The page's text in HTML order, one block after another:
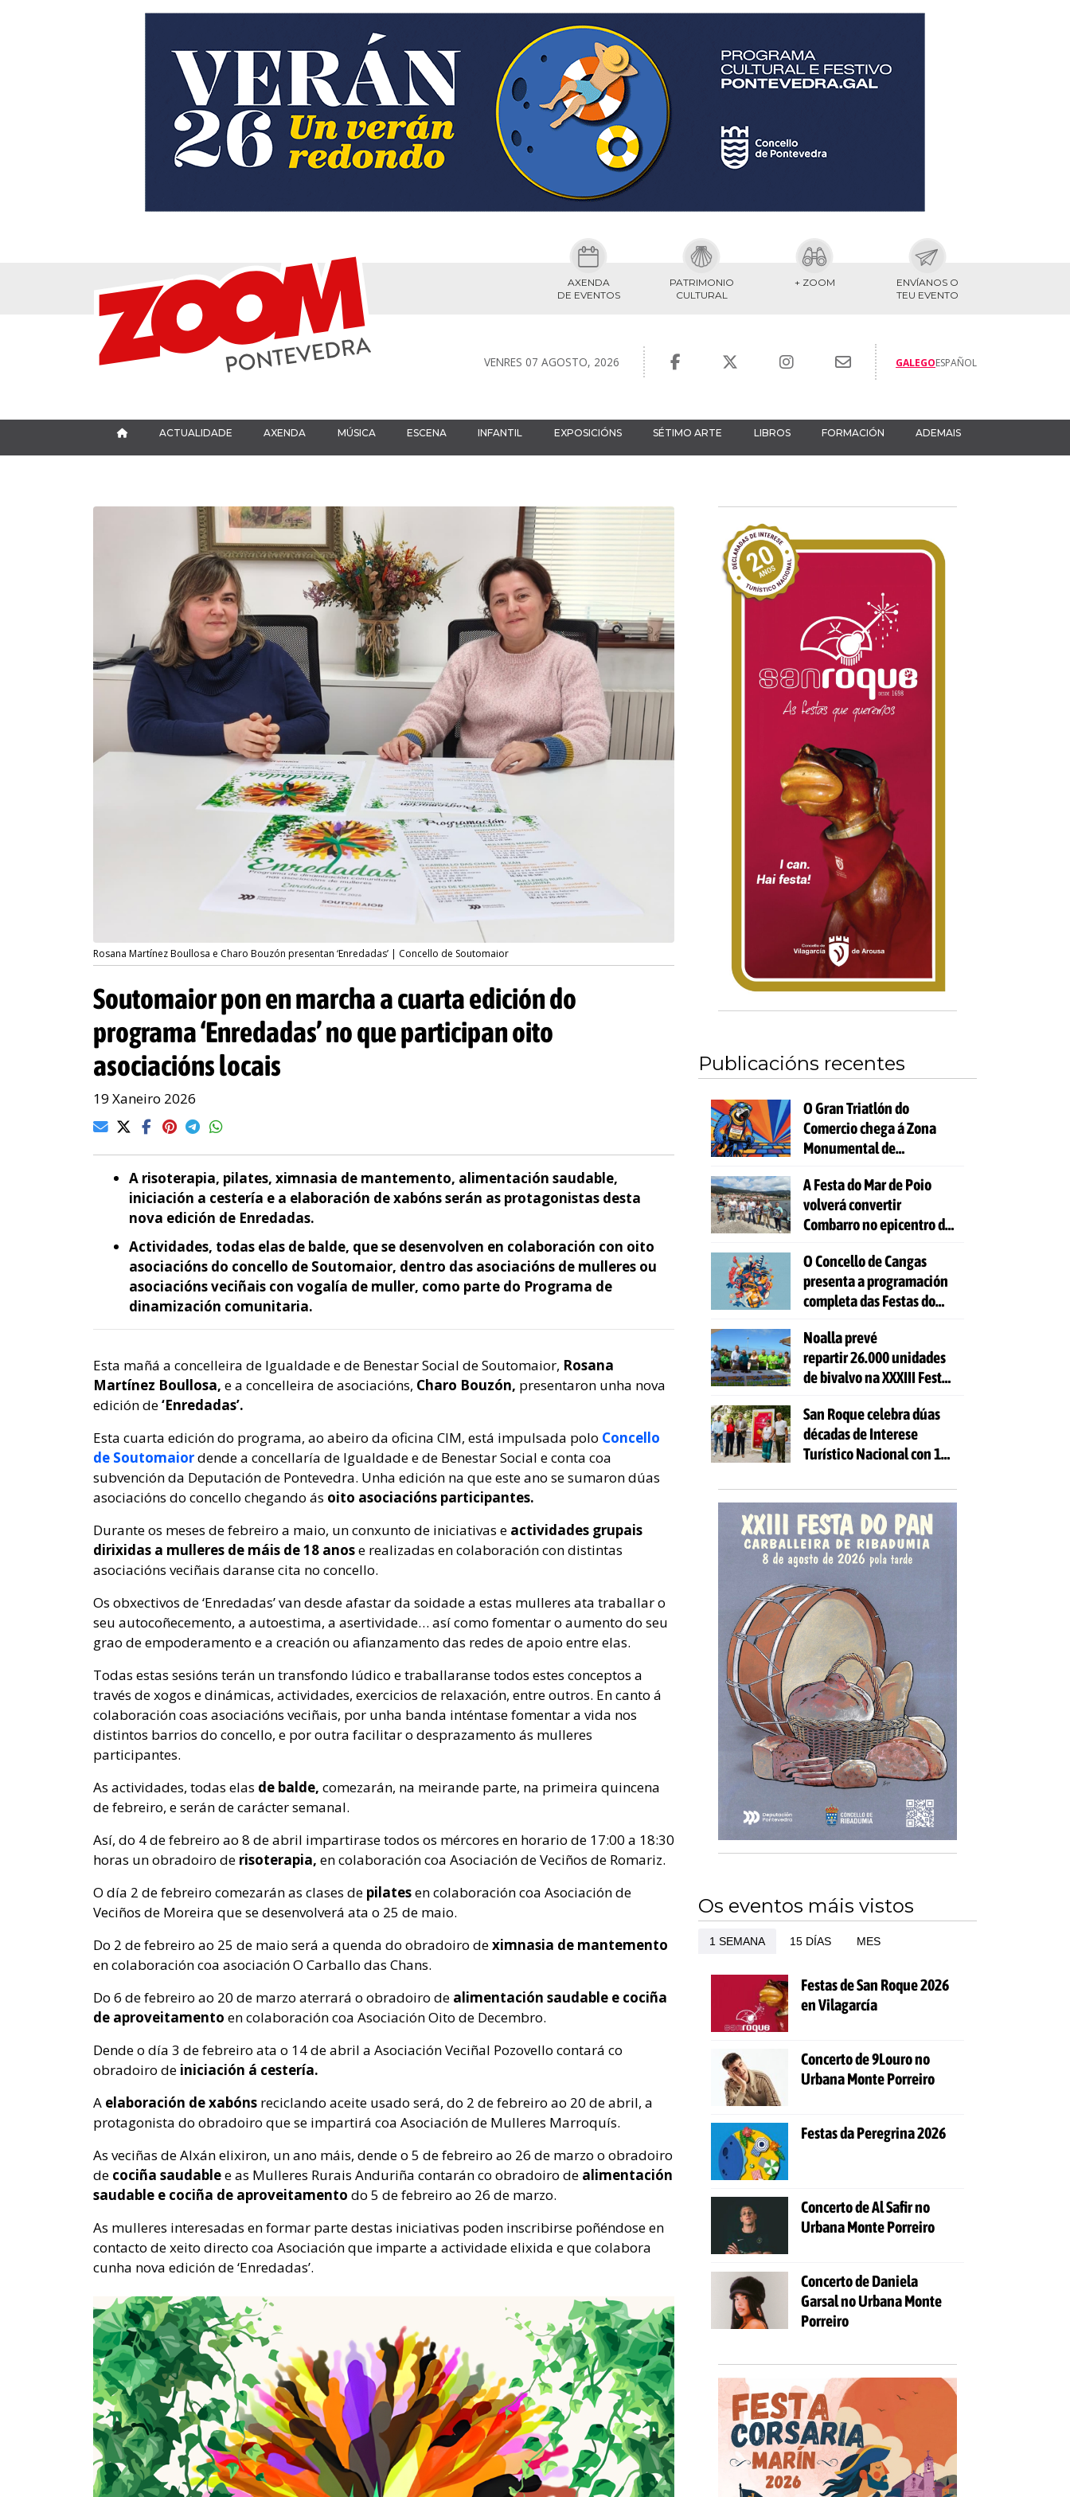
AXENDA
DE EVENTOS
PATRIMONIO
CULTURAL
+ ZOOM
ENVÍANOS O
TEU EVENTO
VENRES 07 AGOSTO, 2026 GALEGOESPAÑOL
ACTUALIDADE AXENDA MÚSICA ESCENA INFANTIL EXPOSICIÓNS SÉTIMO ARTE LIBROS FORMACIÓN ADEMAIS
Rosana Martínez Boullosa e Charo Bouzón presentan ‘Enredadas’ | Concello de Soutomaior
Soutomaior pon en marcha a cuarta edición do
programa ‘Enredadas’ no que participan oito
asociacións locais
19 Xaneiro 2026
A risoterapia, pilates, ximnasia de mantemento, alimentación saudable,
iniciación a cestería e a elaboración de xabóns serán as protagonistas desta
nova edición de Enredadas.
Actividades, todas elas de balde, que se desenvolven en colaboración con oito
asociacións do concello de Soutomaior, dentro das asociacións de mulleres ou
asociacións veciñais con vogalía de muller, como parte do Programa de
dinamización comunitaria.
Esta mañá a concelleira de Igualdade e de Benestar Social de Soutomaior, Rosana
Martínez Boullosa, e a concelleira de asociacións, Charo Bouzón, presentaron unha nova
edición de‘Enredadas’.
Esta cuarta edición do programa, ao abeiro da oficina CIM, está impulsada polo Concello
de Soutomaiordende a concellaría de Igualdade e de Benestar Social e conta coa
subvención da Deputación de Pontevedra. Unha edición na que este ano se sumaron dúas
asociacións do concello chegando ás oito asociacións participantes.
Durante os meses de febreiro a maio, un conxunto de iniciativas e actividades grupais
dirixidas a mulleres de máis de 18 anose realizadas en colaboración con distintas
asociacións veciñais daranse cita no concello.
Os obxectivos de ‘Enredadas’ van desde afastar da soidade a estas mulleres ata traballar o
seu autocoñecemento, a autoestima, a asertividade… así como fomentar o aumento do seu
grao de empoderamento e a creación ou afianzamento das redes de apoio entre elas.
Todas estas sesións terán un transfondo lúdico e traballaranse todos estes conceptos a
través de xogos e dinámicas, actividades, exercicios de relaxación, entre outros. En canto á
colaboración coas asociacións veciñais, por unha banda inténtase fomentar a vida nos
distintos barrios do concello, e por outra facilitar o desprazamento ás mulleres
participantes.
As actividades, todas elas de balde, comezarán, na meirande parte, na primeira quincena
de febreiro, e serán de carácter semanal.
Así, do 4 de febreiro ao 8 de abril impartirase todos os mércores en horario de 17:00 a 18:30
horas un obradoiro de risoterapia, en colaboración coa Asociación de Veciños de Romariz.
O día 2 de febreiro comezarán as clases de pilatesen colaboración coa Asociación de
Veciños de Moreira que se desenvolverá ata o 25 de maio.
Do 2 de febreiro ao 25 de maio será a quenda do obradoiro deximnasia de mantemento
en colaboración coa asociación O Carballo das Chans.
Do 6 de febreiro ao 20 de marzo aterrará o obradoiro de alimentación saudable e cociña
de aproveitamento en colaboración coa Asociación Oito de Decembro.
Dende o día 3 de febreiro ata o 14 de abril a Asociación Veciñal Pozovello contará co
obradoiro de iniciación á cestería.
A elaboración de xabóns reciclando aceite usado será, do 2 de febreiro ao 20 de abril, a
protagonista do obradoiro que se impartirá coa Asociación de Mulleres Marroquís.
As veciñas de Alxán elixiron, un ano máis, dende o 5 de febreiro ao 26 de marzo o obradoiro
de cociña saudablee as Mulleres Rurais Anduriña contarán co obradoiro de alimentación
saudable e cociña de aproveitamento do 5 de febreiro ao 26 de marzo.
As mulleres interesadas en formar parte destas iniciativas poden inscribirse poñéndose en
contacto de xeito directo coa Asociación que imparte a actividade elixida e que colabora
cunha nova edición de ‘Enredadas’.
Publicacións recentes
O Gran Triatlón do
Comercio chega á Zona
Monumental de
A Festa do Mar de Poio
volverá convertir
Combarro no epicentro da
O Concello de Cangas
presenta a programación
completa das Festas do
Noalla prevé
repartir 26.000 unidades
de bivalvo na XXXIII Festa
San Roque celebra dúas
décadas de Interese
Turístico Nacional con 10
actividades gratuítas
Os eventos máis vistos
1 SEMANA 15 DÍAS MES
Festas de San Roque 2026
en Vilagarcía
Concerto de 9Louro no
Urbana Monte Porreiro
Festas da Peregrina 2026
Concerto de Al Safir no
Urbana Monte Porreiro
Concerto de Daniela
Garsal no Urbana Monte
Porreiro